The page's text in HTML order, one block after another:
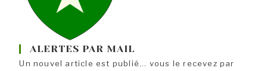
ALERTES PAR MAIL
Un nouvel article est publié... vous le recevez par